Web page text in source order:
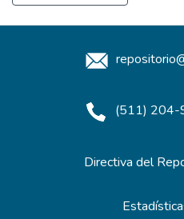
(511) 204-
Directiva del